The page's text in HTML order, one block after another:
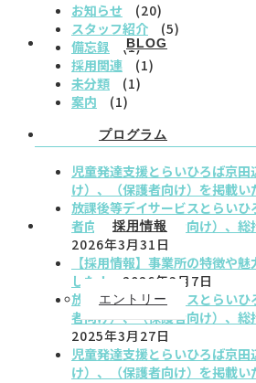
BLOG
プログラム
採用情報
エントリー
お知らせ
(20)
スタッフ紹介
(5)
備忘録
(1)
採用関連
(1)
未分類
(1)
案内
(1)
児童発達支援とらいひろば京
け）、（保護者向け）を掲載い
放課後等デイサービスとらい
者向け）、（保護者向け）、総
2026年3月31日
【採用情報】事業所の特徴や
した！
2026年3月7日
放課後等デイサービスとらい
者向け）、（保護者向け）、総
2025年3月27日
児童発達支援とらいひろば京
け）、（保護者向け）を掲載い